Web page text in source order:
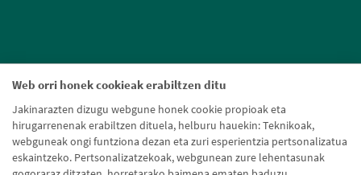
Web orri honek cookieak erabiltzen ditu
Jakinarazten dizugu webgune honek cookie propioak eta
hirugarrenenak erabiltzen dituela, helburu hauekin: Teknikoak,
webguneak ongi funtziona dezan eta zuri esperientzia pertsonalizatua
eskaintzeko. Pertsonalizatzekoak, webgunean zure lehentasunak